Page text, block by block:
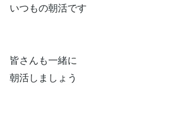
いつもの朝活です
皆さんも一緒に
朝活しましょう